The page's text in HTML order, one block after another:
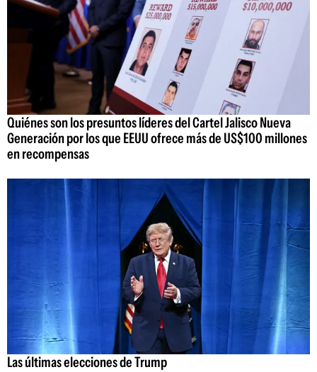
Quiénes son los presuntos líderes del Cartel Jalisco Nueva
Generación por los que EEUU ofrece más de US$100 millones
en recompensas
Las últimas elecciones de Trump